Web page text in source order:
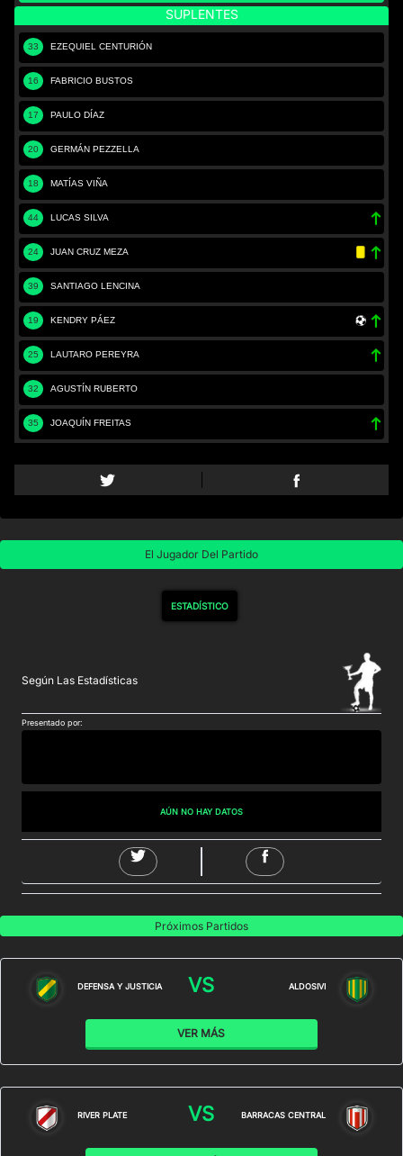
SUPLENTES
33 EZEQUIEL CENTURIÓN
16 FABRICIO BUSTOS
17 PAULO DÍAZ
20 GERMÁN PEZZELLA
18 MATÍAS VIÑA
44 LUCAS SILVA
24 JUAN CRUZ MEZA
39 SANTIAGO LENCINA
19 KENDRY PÁEZ
25 LAUTARO PEREYRA
32 AGUSTÍN RUBERTO
35 JOAQUÍN FREITAS
El Jugador Del Partido
ESTADÍSTICO
Según Las Estadísticas
Presentado por:
AÚN NO HAY DATOS
Próximos Partidos
DEFENSA Y JUSTICIA VS ALDOSIVI
VER MÁS
RIVER PLATE VS BARRACAS CENTRAL